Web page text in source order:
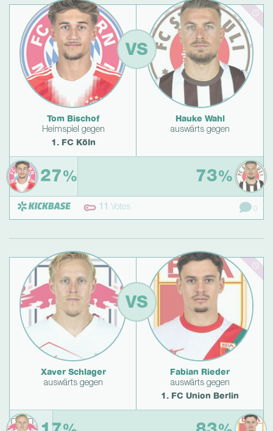
Tom Bischof
Heimspiel gegen
1. FC Köln
VS
Hauke Wahl
auswärts gegen
27% 73%
11 Votes 0
Xaver Schlager
auswärts gegen
VS
Fabian Rieder
auswärts gegen
1. FC Union Berlin